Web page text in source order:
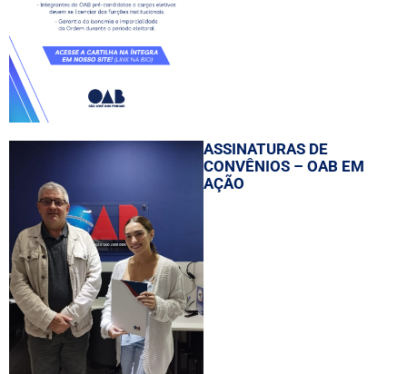
ASSINATURAS DE
CONVÊNIOS – OAB EM
AÇÃO